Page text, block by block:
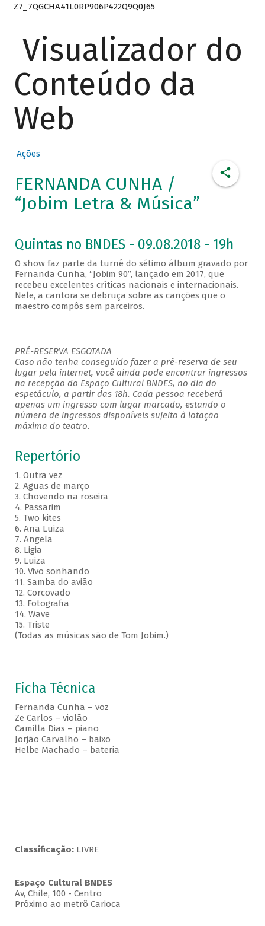
Z7_7QGCHA41L0RP906P422Q9Q0J65
Visualizador do
Conteúdo da
Web
Ações
FERNANDA CUNHA /
“Jobim Letra & Música”
Quintas no BNDES - 09.08.2018 - 19h
O show faz parte da turnê do sétimo álbum gravado por
Fernanda Cunha, “Jobim 90”, lançado em 2017, que
recebeu excelentes críticas nacionais e internacionais.
Nele, a cantora se debruça sobre as canções que o
maestro compôs sem parceiros.
PRÉ-RESERVA ESGOTADA
Caso não tenha conseguido fazer a pré-reserva de seu
lugar pela internet, você ainda pode encontrar ingressos
na recepção do Espaço Cultural BNDES, no dia do
espetáculo, a partir das 18h. Cada pessoa receberá
apenas um ingresso com lugar marcado, estando o
número de ingressos disponíveis sujeito à lotação
máxima do teatro.
Repertório
1. Outra vez
2. Aguas de março
3. Chovendo na roseira
4. Passarim
5. Two kites
6. Ana Luiza
7. Angela
8. Ligia
9. Luiza
10. Vivo sonhando
11. Samba do avião
12. Corcovado
13. Fotografia
14. Wave
15. Triste
(Todas as músicas são de Tom Jobim.)
Ficha Técnica
Fernanda Cunha – voz
Ze Carlos – violão
Camilla Dias – piano
Jorjão Carvalho – baixo
Helbe Machado – bateria
Classificação: LIVRE
Espaço Cultural BNDES
Av, Chile, 100 - Centro
Próximo ao metrô Carioca